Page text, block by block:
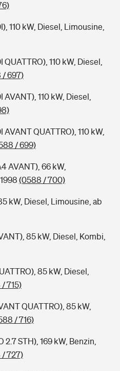
110 kW, Diesel, Limousine,
110 kW, Diesel,
/ 697)
110 kW, Diesel,
QUATTRO), 110 kW,
/ 699)
AVANT), 66 kW,
(0588 / 700)
kW, Diesel, Limousine, ab
85 kW, Diesel, Kombi,
85 kW, Diesel,
715)
QUATTRO), 85 kW,
/ 716)
STH), 169 kW, Benzin,
727)